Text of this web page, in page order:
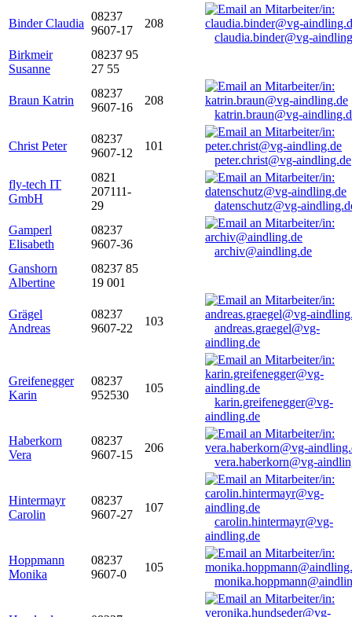
Binder Claudia
08237
9607-17
208
claudia.binder@vg-
Birkmeir
Susanne
08237 95
27 55
Braun Katrin
08237
9607-16
208
katrin.braun@vg-
Christ Peter
08237
9607-12
101
peter.christ@vg-aindling.de
fly-tech IT
GmbH
0821
207111-
29
datenschutz@vg-
Gamperl
Elisabeth
08237
9607-36
archiv@aindling.de
Ganshorn
Albertine
08237 85
19 001
Grägel
Andreas
08237
9607-22
103
andreas.graegel@vg-
aindling.de
Greifenegger
Karin
08237
952530
105
karin.greifenegger@vg-
aindling.de
Haberkorn
Vera
08237
9607-15
206
vera.haberkorn@vg-
Hintermayr
Carolin
08237
9607-27
107
carolin.hintermayr@vg-
aindling.de
Hoppmann
Monika
08237
9607-0
105